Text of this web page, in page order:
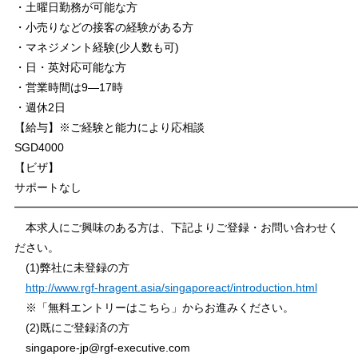
・土曜日勤務が可能な方
・小売りなどの接客の経験がある方
・マネジメント経験(少人数も可)
・日・英対応可能な方
・営業時間は9―17時
・週休2日
【給与】※ご経験と能力により応相談
SGD4000
【ビザ】
サポートなし
本求人にご興味のある方は、下記よりご登録・お問い合わせく
ださい。
(1)弊社に未登録の方
http://www.rgf-hragent.asia/singaporeact/introduction.html
※「無料エントリーはこちら」からお進みください。
(2)既にご登録済の方
singapore-jp@rgf-executive.com